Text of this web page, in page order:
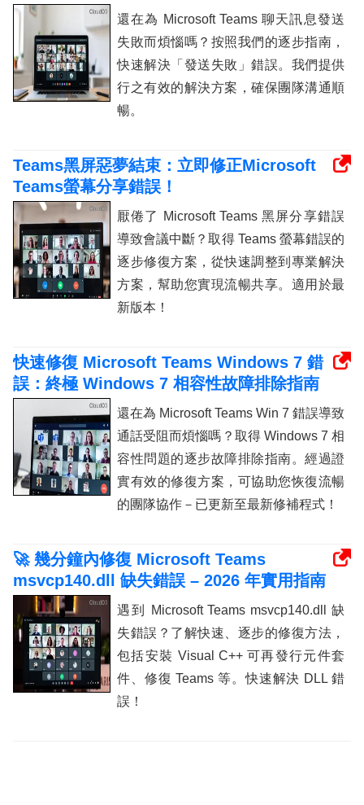
還在為 Microsoft Teams 聊天訊息發送
失敗而煩惱嗎？按照我們的逐步指南，
快速解決「發送失敗」錯誤。我們提供
行之有效的解決方案，確保團隊溝通順
暢。
Teams黑屏惡夢結束：立即修正Microsoft
Teams螢幕分享錯誤！
厭倦了 Microsoft Teams 黑屏分享錯誤
導致會議中斷？取得 Teams 螢幕錯誤的
逐步修復方案，從快速調整到專業解決
方案，幫助您實現流暢共享。適用於最
新版本！
快速修復 Microsoft Teams Windows 7 錯
誤：終極 Windows 7 相容性故障排除指南
還在為 Microsoft Teams Win 7 錯誤導致
通話受阻而煩惱嗎？取得 Windows 7 相
容性問題的逐步故障排除指南。經過證
實有效的修復方案，可協助您恢復流暢
的團隊協作－已更新至最新修補程式！
🚀 幾分鐘內修復 Microsoft Teams
msvcp140.dll 缺失錯誤 – 2026 年實用指南
遇到 Microsoft Teams msvcp140.dll 缺
失錯誤？了解快速、逐步的修復方法，
包括安裝 Visual C++ 可再發行元件套
件、修復 Teams 等。快速解決 DLL 錯
誤！